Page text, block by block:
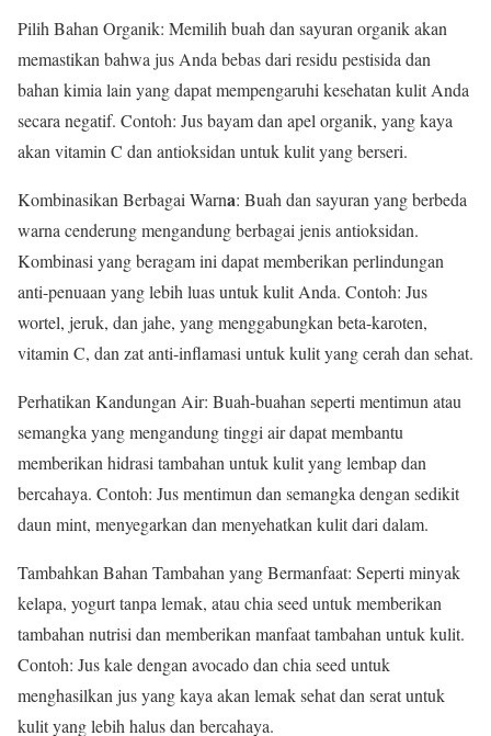
Pilih Bahan Organik: Memilih buah dan sayuran organik akan
memastikan bahwa jus Anda bebas dari residu pestisida dan
bahan kimia lain yang dapat mempengaruhi kesehatan kulit Anda
secara negatif. Contoh: Jus bayam dan apel organik, yang kaya
akan vitamin C dan antioksidan untuk kulit yang berseri.
Kombinasikan Berbagai Warna: Buah dan sayuran yang berbeda
warna cenderung mengandung berbagai jenis antioksidan.
Kombinasi yang beragam ini dapat memberikan perlindungan
anti-penuaan yang lebih luas untuk kulit Anda. Contoh: Jus
wortel, jeruk, dan jahe, yang menggabungkan beta-karoten,
vitamin C, dan zat anti-inflamasi untuk kulit yang cerah dan sehat.
Perhatikan Kandungan Air: Buah-buahan seperti mentimun atau
semangka yang mengandung tinggi air dapat membantu
memberikan hidrasi tambahan untuk kulit yang lembap dan
bercahaya. Contoh: Jus mentimun dan semangka dengan sedikit
daun mint, menyegarkan dan menyehatkan kulit dari dalam.
Tambahkan Bahan Tambahan yang Bermanfaat: Seperti minyak
kelapa, yogurt tanpa lemak, atau chia seed untuk memberikan
tambahan nutrisi dan memberikan manfaat tambahan untuk kulit.
Contoh: Jus kale dengan avocado dan chia seed untuk
menghasilkan jus yang kaya akan lemak sehat dan serat untuk
kulit yang lebih halus dan bercahaya.